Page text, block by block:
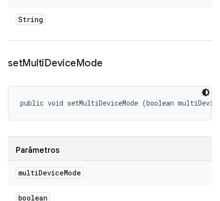
String
setMultiDeviceMode
public void setMultiDeviceMode (boolean
Parâmetros
multiDeviceMode
boolean